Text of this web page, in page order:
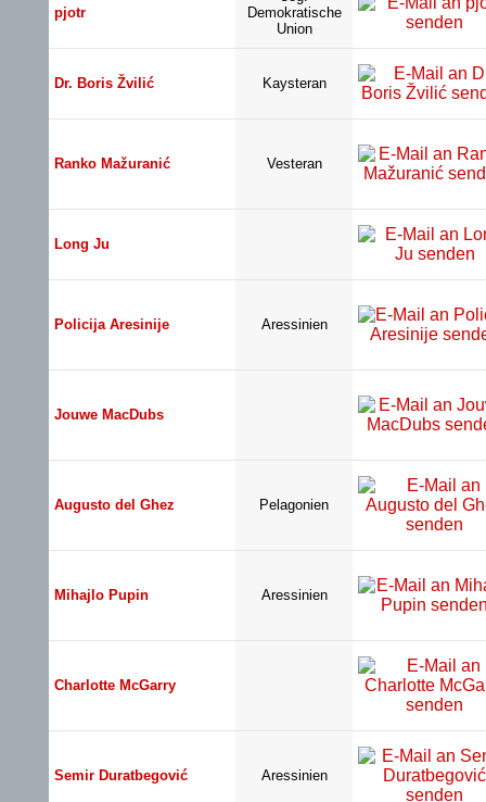
pjotr
Demokratische
Union
Dr. Boris Žvilić Kaysteran
Ranko Mažuranić Vesteran
Long Ju
Policija Aresinije Aressinien
Jouwe MacDubs
Augusto del Ghez Pelagonien
Mihajlo Pupin Aressinien
Charlotte McGarry
Semir Duratbegović Aressinien